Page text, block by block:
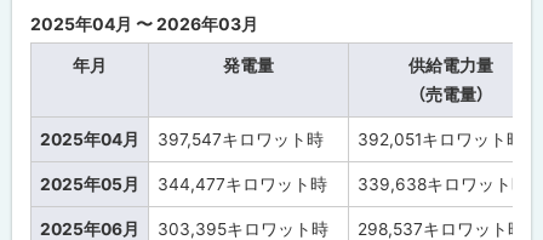
に
2025年04月 〜 2026年03月
年月 発電量
供給電力量
（売電量）
2025年04月 397,547キロワット時 392,051キロワット時
2025年05月 344,477キロワット時 339,638キロワット時
2025年06月 303,395キロワット時 298,537キロワット時